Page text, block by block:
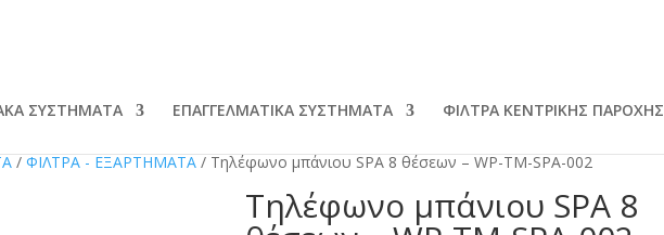
ΣΥΣΤΗΜΑΤΑ ΕΠΑΓΓΕΛΜΑΤΙΚΑ ΣΥΣΤΗΜΑΤΑ ΦΙΛΤΡΑ ΚΕΝΤΡΙΚΗΣ ΠΑΡΟΧΗΣ
/ΦΙΛΤΡΑ - ΕΞΑΡΤΗΜΑΤΑ/ Τηλέφωνο μπάνιου SPA 8 θέσεων – WP-TM-SPA-002
Τηλέφωνο μπάνιου SPA 8